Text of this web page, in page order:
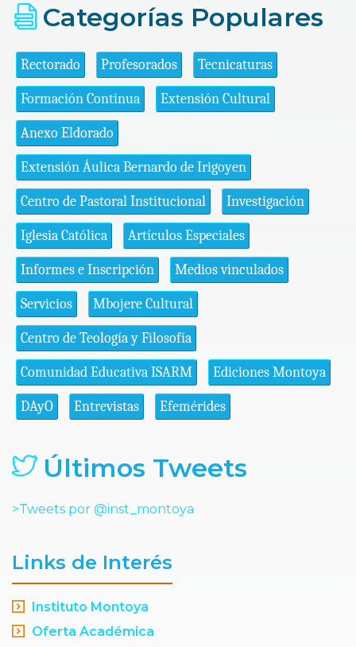
Categorías Populares
Rectorado Profesorados Tecnicaturas
Formación Continua Extensión Cultural
Anexo Eldorado
Extensión Áulica Bernardo de Irigoyen
Centro de Pastoral Institucional Investigación
Iglesia Católica Artículos Especiales
Informes e Inscripción Medios vinculados
Servicios Mbojere Cultural
Centro de Teología y Filosofía
Comunidad Educativa ISARM Ediciones Montoya
DAyO Entrevistas Efemérides
Últimos Tweets
>Tweets por @inst_montoya
Links de Interés
Instituto Montoya
Oferta Académica